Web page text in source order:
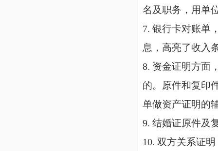
名及职务，用单
7. 银行卡对账单
息，高亮了收入
8. 资金证明方面
的。原件和复印
单做资产证明的
9. 结婚证原件及
10. 双方关系证